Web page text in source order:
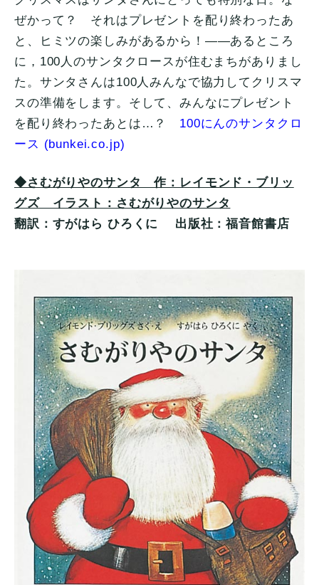
ぜかって？ それはプレゼントを配り終わったあ
と、ヒミツの楽しみがあるから！――あるところ
に，100人のサンタクロースが住むまちがありまし
た。サンタさんは100人みんなで協力してクリスマ
スの準備をします。そして、みんなにプレゼント
を配り終わったあとは…？ 100にんのサンタクロ
ース (bunkei.co.jp)
◆さむがりやのサンタ 作：レイモンド・ブリッ
グズ イラスト：さむがりやのサンタ
翻訳：すがはら ひろくに 出版社：福音館書店